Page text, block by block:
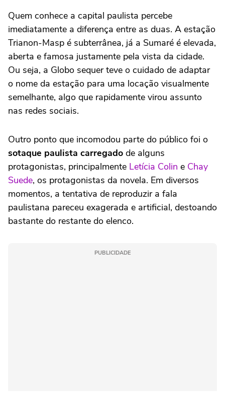
Quem conhece a capital paulista percebe
imediatamente a diferença entre as duas. A estação
Trianon-Masp é subterrânea, já a Sumaré é elevada,
aberta e famosa justamente pela vista da cidade.
Ou seja, a Globo sequer teve o cuidado de adaptar
o nome da estação para uma locação visualmente
semelhante, algo que rapidamente virou assunto
nas redes sociais.
Outro ponto que incomodou parte do público foi o
sotaque paulista carregado de alguns
protagonistas, principalmente Letícia Colin e Chay
Suede, os protagonistas da novela. Em diversos
momentos, a tentativa de reproduzir a fala
paulistana pareceu exagerada e artificial, destoando
bastante do restante do elenco.
PUBLICIDADE